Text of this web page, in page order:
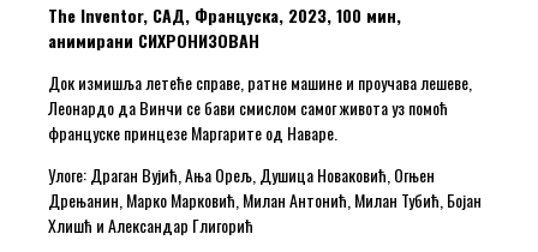
The Inventor, САД, Француска, 2023, 100 мин,
анимирани СИХРОНИЗОВАН
Док измишља летеће справе, ратне машине и проучава лешеве,
Леонардо да Винчи се бави смислом самог живота уз помоћ
француске принцезе Маргарите од Наваре.
Улоге: Драган Вујић, Ања Орељ, Душица Новаковић, Огњен
Дрењанин, Марко Марковић, Милан Антонић, Милан Тубић, Бојан
Хлишћ и Александар Глигорић